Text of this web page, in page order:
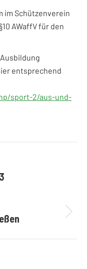
im Schützenverein
AWaffV für den
entsprechend
sport-2/aus-und-